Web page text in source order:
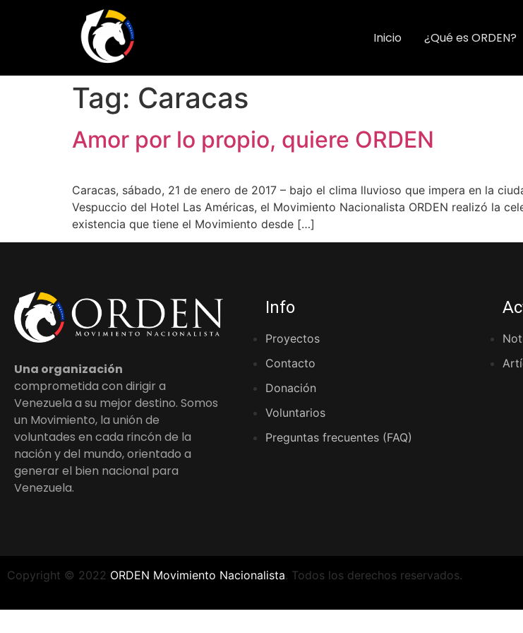
Inicio ¿Qué es ORDEN?
Tag: Caracas
Amor por lo propio, quiere ORDEN
Caracas, sábado, 21 de enero de 2017 – bajo el clima lluvioso que impera en la
Vespuccio del Hotel Las Américas, el Movimiento Nacionalista ORDEN realizó la
existencia que tiene el Movimiento desde […]
Una organización
comprometida con dirigir a
Venezuela a su mejor destino. Somos
un Movimiento, la unión de
voluntades en cada rincón de la
nación y del mundo, orientado a
generar el bien nacional para
Venezuela.
Info
Proyectos
Contacto
Donación
Voluntarios
Preguntas frecuentes (FAQ)
Copyright © 2022 ORDEN Movimiento Nacionalista. Todos los derechos reservados.